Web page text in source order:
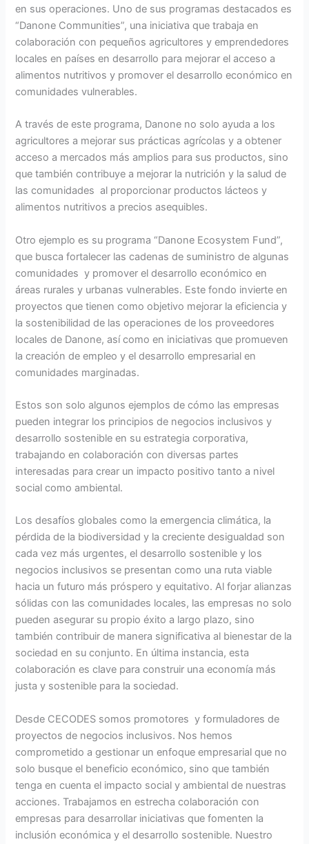
en sus operaciones. Uno de sus programas destacados es
“Danone Communities”, una iniciativa que trabaja en
colaboración con pequeños agricultores y emprendedores
locales en países en desarrollo para mejorar el acceso a
alimentos nutritivos y promover el desarrollo económico en
comunidades vulnerables.
A través de este programa, Danone no solo ayuda a los
agricultores a mejorar sus prácticas agrícolas y a obtener
acceso a mercados más amplios para sus productos, sino
que también contribuye a mejorar la nutrición y la salud de
las comunidades al proporcionar productos lácteos y
alimentos nutritivos a precios asequibles.
Otro ejemplo es su programa “Danone Ecosystem Fund”,
que busca fortalecer las cadenas de suministro de algunas
comunidades y promover el desarrollo económico en
áreas rurales y urbanas vulnerables. Este fondo invierte en
proyectos que tienen como objetivo mejorar la eficiencia y
la sostenibilidad de las operaciones de los proveedores
locales de Danone, así como en iniciativas que promueven
la creación de empleo y el desarrollo empresarial en
comunidades marginadas.
Estos son solo algunos ejemplos de cómo las empresas
pueden integrar los principios de negocios inclusivos y
desarrollo sostenible en su estrategia corporativa,
trabajando en colaboración con diversas partes
interesadas para crear un impacto positivo tanto a nivel
social como ambiental.
Los desafíos globales como la emergencia climática, la
pérdida de la biodiversidad y la creciente desigualdad son
cada vez más urgentes, el desarrollo sostenible y los
negocios inclusivos se presentan como una ruta viable
hacia un futuro más próspero y equitativo. Al forjar alianzas
sólidas con las comunidades locales, las empresas no solo
pueden asegurar su propio éxito a largo plazo, sino
también contribuir de manera significativa al bienestar de la
sociedad en su conjunto. En última instancia, esta
colaboración es clave para construir una economía más
justa y sostenible para la sociedad.
Desde CECODES somos promotores y formuladores de
proyectos de negocios inclusivos. Nos hemos
comprometido a gestionar un enfoque empresarial que no
solo busque el beneficio económico, sino que también
tenga en cuenta el impacto social y ambiental de nuestras
acciones. Trabajamos en estrecha colaboración con
empresas para desarrollar iniciativas que fomenten la
inclusión económica y el desarrollo sostenible. Nuestro